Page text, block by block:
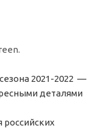
2021-2022 —
деталями
российских